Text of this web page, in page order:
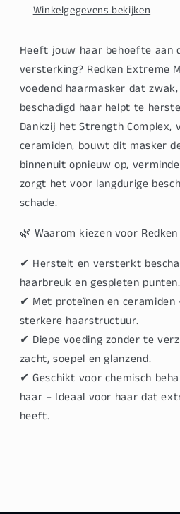
Winkelgegevens bekijken
Heeft jouw haar behoefte aan
versterking? Redken Extreme
voedend haarmasker dat
beschadigd haar helpt te
Dankzij hetStrength Complex,
ceramiden, bouwt dit masker
binnenuit opnieuw op,
zorgt het voor langdurige
schade.
🌿 Waarom kiezen voor
✔ Herstelt en versterkt
haarbreuk en gespleten punten.
✔ Met proteïnen en ceramiden
sterkere haarstructuur.
✔ Diepe voeding zonder te
zacht, soepel en glanzend.
✔Geschikt voor chemisch
haar – Ideaal voor haar dat
heeft.